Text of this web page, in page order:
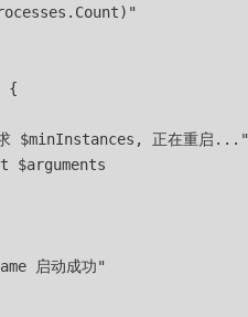
{
$minInstances, 正在重启..."
$arguments
启动成功"